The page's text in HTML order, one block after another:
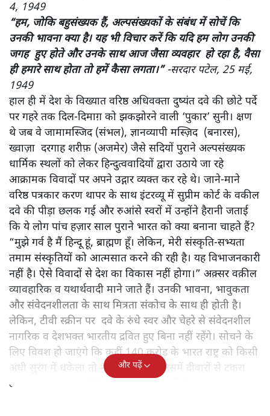
4, 1949
“हम, जोकि बहुसंख्यक हैं, अल्पसंख्यकों के संबंध में सोचें कि
उनकी भावना क्या है। यह भी विचार करें कि यदि हम लोग उनकी
जगह हुए होते और उनके साथ आज जैसा व्यवहार हो रहा है, वैसा
ही हमारे साथ होता तो हमें कैसा लगता।”-सरदार पटेल, 25 मई,
1949
हाल ही में देश के विख्यात वरिष्ठ अधिवक्ता दुष्यंत दवे की छोटे पर्दे
पर गहरे तक दिल-दिमाग़ को झकझोरने वाली ‘पुकार’ सुनी। क्षण
थे जब वे जामामस्जिद (संभल), ज्ञानव्यापी मस्ज़िद (बनारस),
ख्वाज़ा दरगाह शरीफ़ (अजमेर) जैसे सदियों पुराने अल्पसंख्यक
धार्मिक स्थलों को लेकर हिन्दुत्ववादियों द्वारा उठाये जा रहे
आक्रामक विवादों पर अपने उद्गार व्यक्त कर रहे थे। जाने-माने
वरिष्ठ पत्रकार करण थापर के साथ इंटरव्यू में सुप्रीम कोर्ट के वकील
दवे की पीड़ा छलक गई और रुआंसे स्वरों में उन्होंने हैरानी जताई
कि ये लोग पांच हज़ार साल पुराने भारत को क्या बनाना चाहते हैं?
“मुझे गर्व है मैं हिन्दू हूं, ब्राह्मण हूँ। लेकिन, मेरी संस्कृति-सभ्यता
तमाम संस्कृतियों को आत्मसात करने की रही है। यह विभाजनकारी
नहीं है। ऐसे विवादों से देश का विकास नहीं होगा।” अक़्सर वक़ील
व्यावहारिक व यथार्थवादी माने जाते हैं। उनकी भावना, भावुकता
और संवेदनशीलता के साथ मित्रता संकोच के साथ ही होती है।
लेकिन, टीवी स्क्रीन पर दवे के रुंधे स्वर और चेहरे से संवेदनशील
नागरिक व देशभक्त भारतीय द्रवित हुए बिना नहीं रहेंगे। सोचने के
लिए विवश हो जाएंगे कि कहीं 140 करोड़ के भारत राष्ट्र को किसी
अंधी सुरंग में धकेला तो नहीं जा रहा है, जिसमें दीवारों से टकरा
टकरा कर लहूलुहान होने के अलावा कुछ नहीं है!
और पढ़ें